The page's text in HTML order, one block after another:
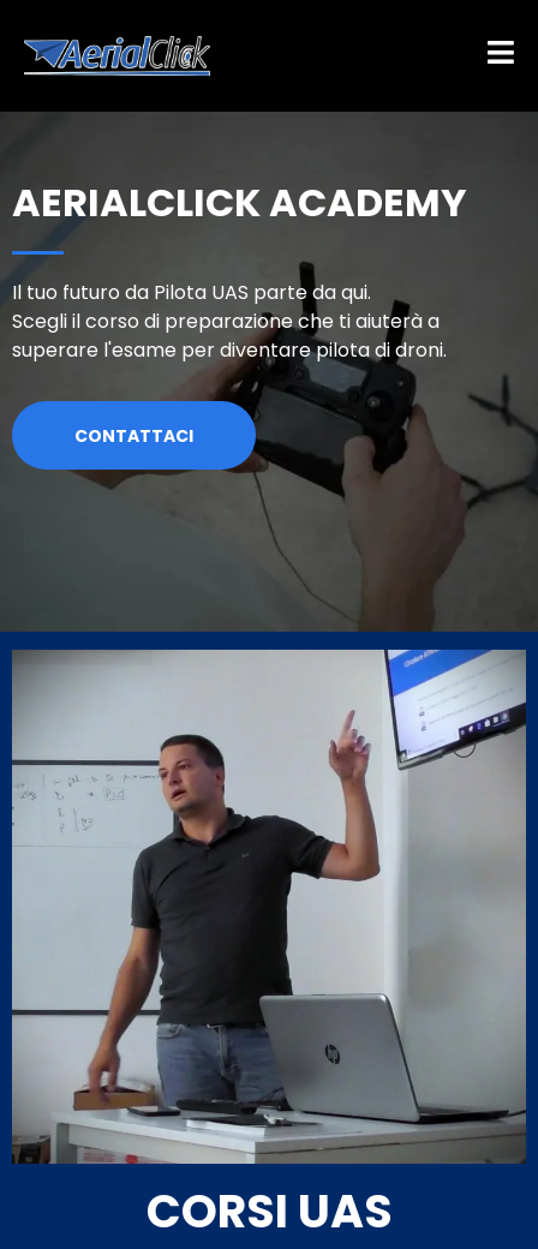
AERIALCLICK ACADEMY
Il tuo futuro da Pilota UAS parte da qui.
Scegli il corso di preparazione che ti aiuterà a
superare l'esame per diventare pilota di droni.
CONTATTACI
CORSI UAS